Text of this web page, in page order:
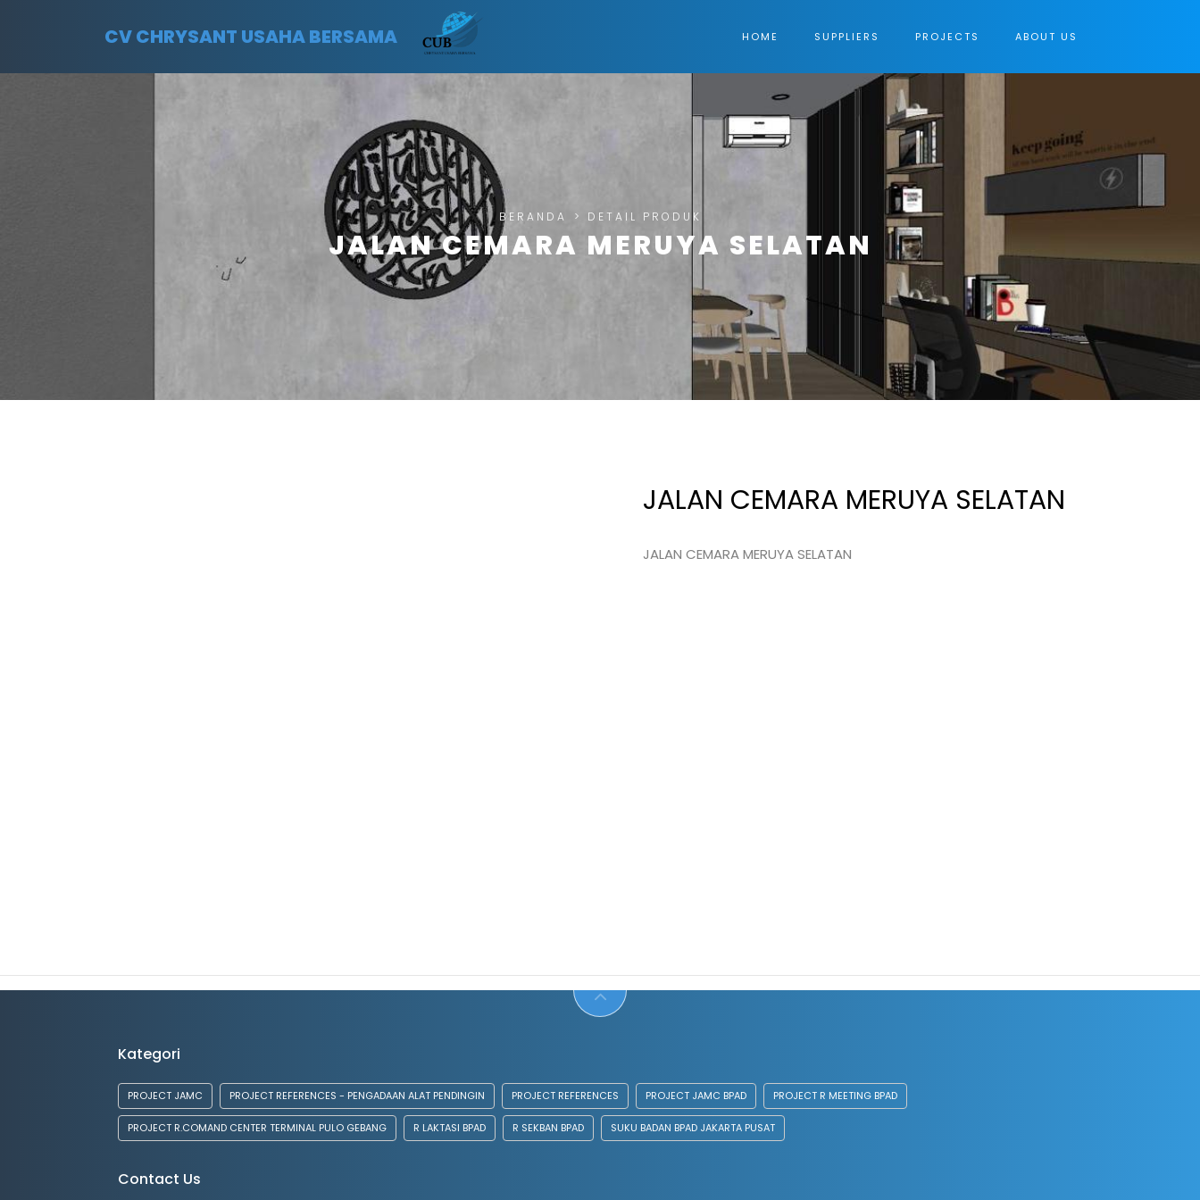
CV CHRYSANT USAHA BERSAMA HOME SUPPLIERS PROJECTS ABOUT US
BERANDA > DETAIL PRODUK
JALAN CEMARA MERUYA SELATAN
JALAN CEMARA MERUYA SELATAN
JALAN CEMARA MERUYA SELATAN
Kategori
PROJECT JAMC PROJECT REFERENCES - PENGADAAN ALAT PENDINGIN PROJECT REFERENCES PROJECT JAMC BPAD PROJECT R MEETING BPAD
PROJECT R.COMAND CENTER TERMINAL PULO GEBANG R LAKTASI BPAD R SEKBAN BPAD SUKU BADAN BPAD JAKARTA PUSAT
Contact Us